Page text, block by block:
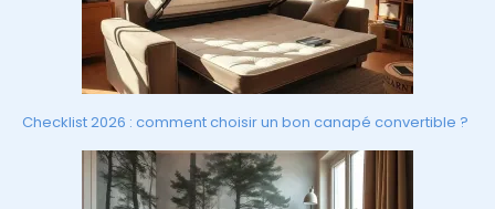
Checklist 2026 : comment choisir un bon canapé convertible ?